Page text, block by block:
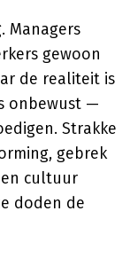
Managers
gewoon
de realiteit is
onbewust —
Strakke
gebrek
cultuur
doden de